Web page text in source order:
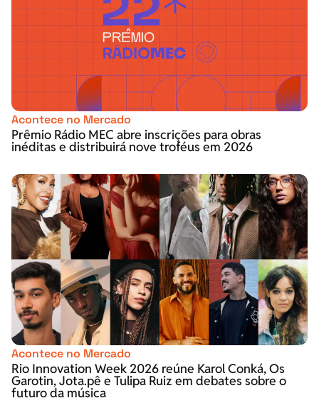
Acontece no Mercado
Prêmio Rádio MEC abre inscrições para obras
inéditas e distribuirá nove troféus em 2026
Acontece no Mercado
Rio Innovation Week 2026 reúne Karol Conká, Os
Garotin, Jota.pê e Tulipa Ruiz em debates sobre o
futuro da música